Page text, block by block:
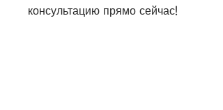
консультацию прямо сейчас!